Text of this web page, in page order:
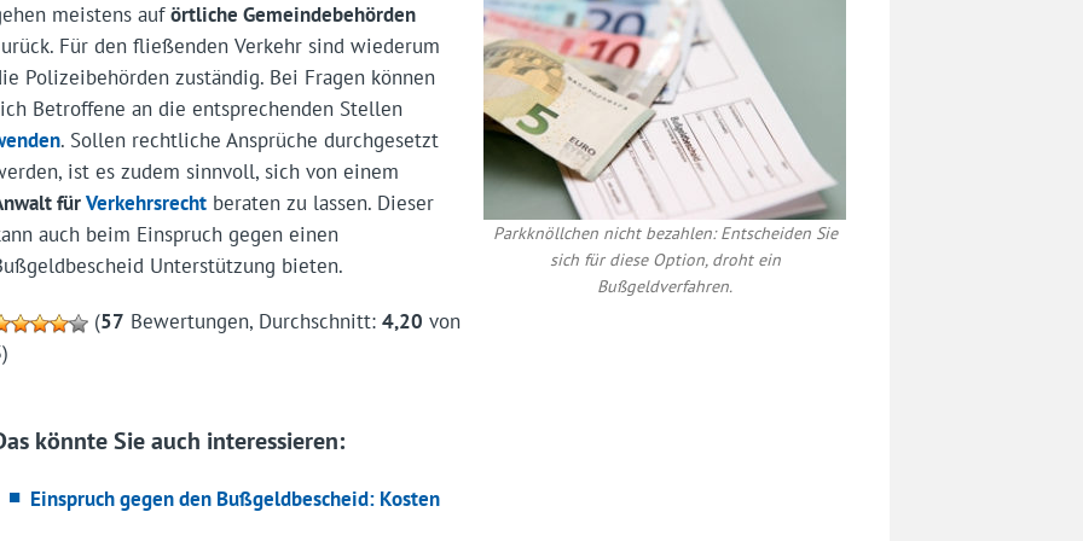
Parkknöllchen nicht bezahlen: Entscheiden Sie
sich für diese Option, droht ein
Bußgeldverfahren.
meistens auförtliche Gemeindebehörden
Für den fließenden Verkehr sind wiederum
Polizeibehörden zuständig. Bei Fragen können
Betroffene an die entsprechenden Stellen
. Sollen rechtliche Ansprüche durchgesetzt
ist es zudem sinnvoll, sich von einem
fürVerkehrsrechtberaten zu lassen. Dieser
auch beim Einspruch gegen einen
Unterstützung bieten.
(57 Bewertungen, Durchschnitt: 4,20 von
könnte Sie auch interessieren:
Einspruch gegen den Bußgeldbescheid: Kosten